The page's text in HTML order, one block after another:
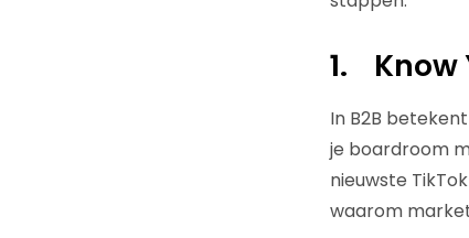
1.
In B2B
je boardroom
nieuwste
waarom